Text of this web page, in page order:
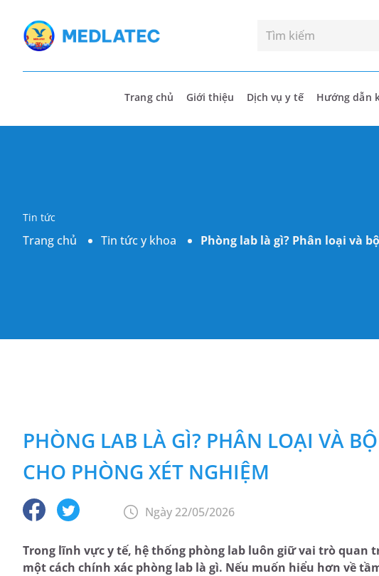
Trang chủ Giới thiệu Dịch vụ y tế Hướng dẫn
Tin tức
Trang chủ Tin tức y khoa Phòng lab là gì? Phân loại và
PHÒNG LAB LÀ GÌ? PHÂN LOẠI VÀ
CHO PHÒNG XÉT NGHIỆM
Ngày 22/05/2026
Trong lĩnh vực y tế, hệ thống phòng lab luôn giữ vai trò quan
một cách chính xác phòng lab là gì. Nếu muốn hiểu hơn về